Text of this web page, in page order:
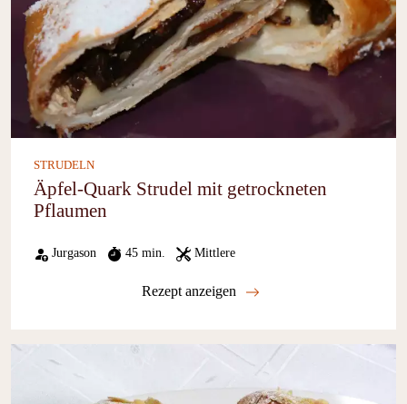
STRUDELN
Äpfel-Quark Strudel mit getrockneten
Pflaumen
Jurgason 45 min. Mittlere
Rezept anzeigen